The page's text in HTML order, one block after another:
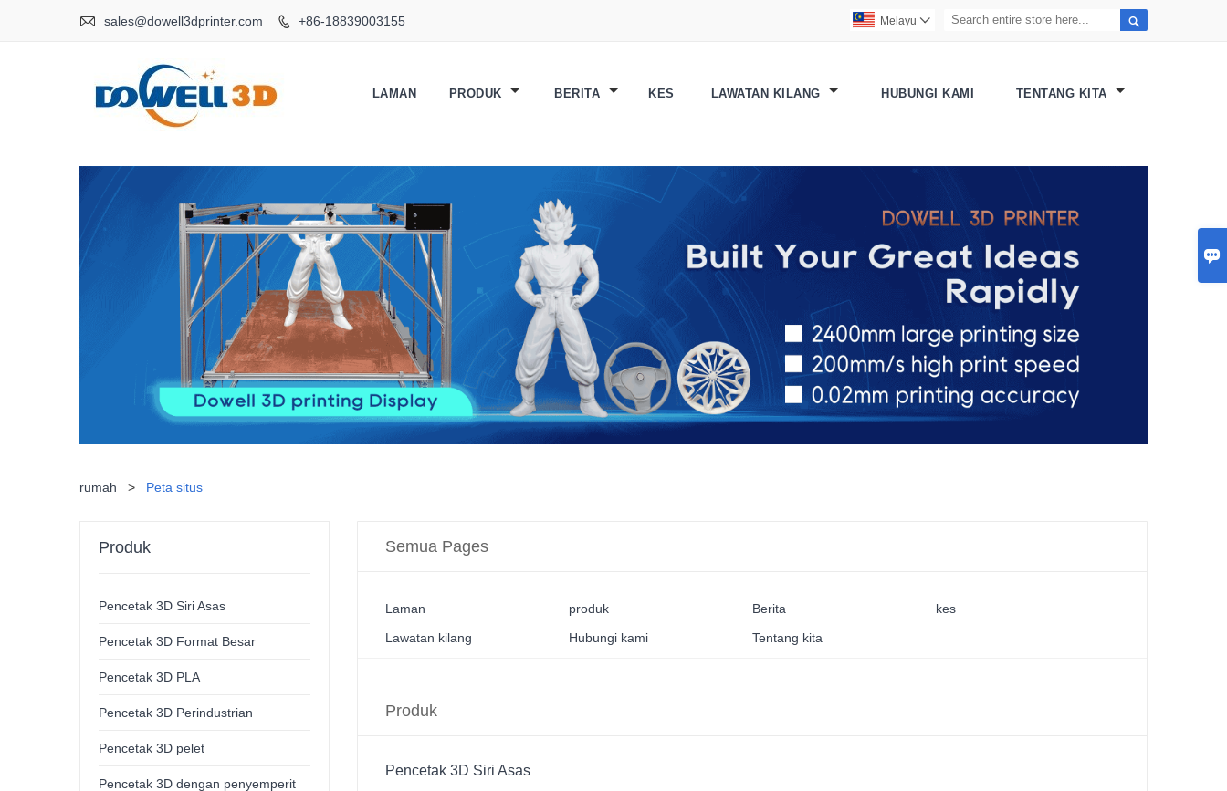

 sales@dowell3dprinter.com  +86-18839003155 
Melayu 
LAMAN PRODUK BERITA KES LAWATAN KILANG HUBUNGI KAMI TENTANG KITA
rumah > Peta situs
Semua Pages
Laman produk Berita
kes
Lawatan kilang
Hubungi kami Tentang kita
Produk
Pencetak 3D Siri Asas
Produk
Pencetak 3D Siri Asas
Pencetak 3D Format Besar
Pencetak 3D PLA
Pencetak 3D Perindustrian
Pencetak 3D pelet
Pencetak 3D dengan penyemperit